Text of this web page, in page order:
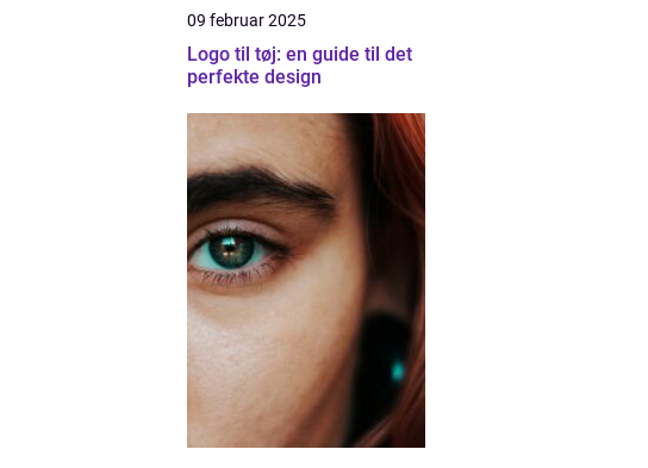
09 februar 2025
Logo til tøj: en guide til det
perfekte design